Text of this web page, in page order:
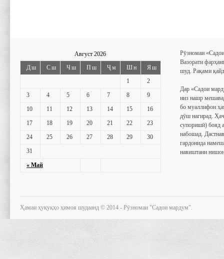
Август 2026
Дш
Сш Чш Пш Ҷм Шн Яш
« Май
1
2
3
4 5 6 7 8
9
10
11 12 13 14 15
16
17
18 19 20 21 22
23
24
25 26 27 28 29
30
31
Рӯзномаи
Вазорати
шуд. Рақами
Дар «Садои
низ нашр
бо муаллифон
дӯш нагирад.
супоришӣ) бояд
набошад.
гардонида
навиштани
Ҳамаи ҳуқуқҳо ҳимоя шудаанд © 2014 - Рӯзномаи "Садои мардум".